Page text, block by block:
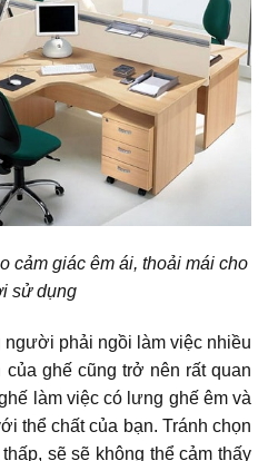
cảm giác êm ái, thoải mái cho
sử dụng
phải ngồi làm việc nhiều
ghế cũng trở nên rất quan
làm việc có lưng ghế êm và
thể chất của bạn. Tránh chọn
sẽ sẽ không thể cảm thấy